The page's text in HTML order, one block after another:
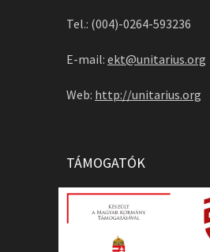
Tel.: (004)-0264-593236
E-mail: ekt@unitarius.org
Web: http://unitarius.org
TÁMOGATÓK